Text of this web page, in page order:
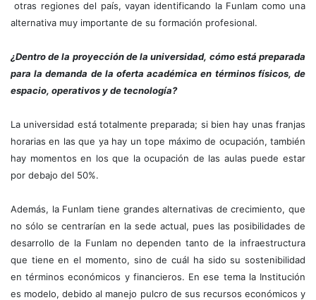
otras regiones del país, vayan identificando la Funlam como una
alternativa muy importante de su formación profesional.
¿Dentro de la proyección de la universidad, cómo está preparada
para la demanda de la oferta académica en términos físicos, de
espacio, operativos y de tecnología?
La universidad está totalmente preparada; si bien hay unas franjas
horarias en las que ya hay un tope máximo de ocupación, también
hay momentos en los que la ocupación de las aulas puede estar
por debajo del 50%.
Además, la Funlam tiene grandes alternativas de crecimiento, que
no sólo se centrarían en la sede actual, pues las posibilidades de
desarrollo de la Funlam no dependen tanto de la infraestructura
que tiene en el momento, sino de cuál ha sido su sostenibilidad
en términos económicos y financieros. En ese tema la Institución
es modelo, debido al manejo pulcro de sus recursos económicos y